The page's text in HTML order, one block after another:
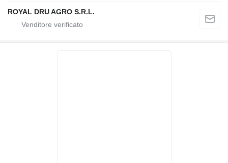
ROYAL DRU AGRO S.R.L.